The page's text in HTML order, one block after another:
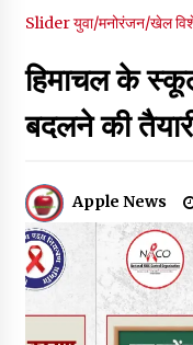
वन
तक
07/
07/
शिमला
07/
Sliderयुवा/मनोरंजन/खेल
हिमाचल के
बदलने की
Apple News